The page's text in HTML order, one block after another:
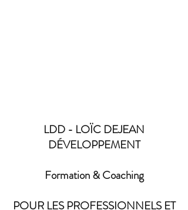
LDD - LOÏC DEJEAN
DÉVELOPPEMENT
Formation & Coaching
POUR LES PROFESSIONNELS ET